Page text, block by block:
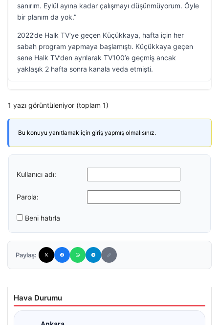
sanırım. Eylül ayına kadar çalışmayı düşünmüyorum. Öyle
bir planım da yok.”
2022’de Halk TV’ye geçen Küçükkaya, hafta için her
sabah program yapmaya başlamıştı. Küçükkaya geçen
sene Halk TV’den ayrılarak TV100’e geçmiş ancak
yaklaşık 2 hafta sonra kanala veda etmişti.
1 yazı görüntüleniyor (toplam 1)
Bu konuyu yanıtlamak için giriş yapmış olmalısınız.
Kullanıcı adı:
Parola:
Beni hatırla
Paylaş:
Hava Durumu